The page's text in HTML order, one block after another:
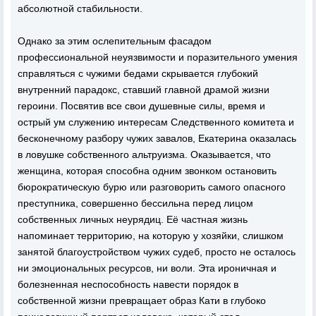
абсолютной стабильности.
Однако за этим ослепительным фасадом
профессиональной неуязвимости и поразительного умения
справляться с чужими бедами скрывается глубокий
внутренний парадокс, ставший главной драмой жизни
героини. Посвятив все свои душевные силы, время и
острый ум служению интересам Следственного комитета и
бесконечному разбору чужих завалов, Екатерина оказалась
в ловушке собственного альтруизма. Оказывается, что
женщина, которая способна одним звонком остановить
бюрократическую бурю или разговорить самого опасного
преступника, совершенно бессильна перед лицом
собственных личных неурядиц. Её частная жизнь
напоминает территорию, на которую у хозяйки, слишком
занятой благоустройством чужих судеб, просто не осталось
ни эмоциональных ресурсов, ни воли. Эта ироничная и
болезненная неспособность навести порядок в
собственной жизни превращает образ Кати в глубоко